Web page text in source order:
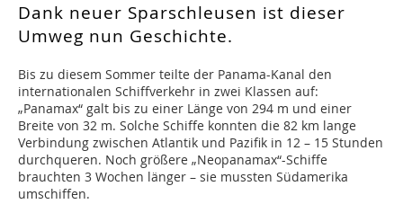
Dank neuer Sparschleusen ist dieser
Umweg nun Geschichte.
Bis zu diesem Sommer teilte der Panama-Kanal den
internationalen Schiffverkehr in zwei Klassen auf:
„Panamax“ galt bis zu einer Länge von 294 m und einer
Breite von 32 m. Solche Schiffe konnten die 82 km lange
Verbindung zwischen Atlantik und Pazifik in 12 – 15 Stunden
durchqueren. Noch größere „Neopanamax“-Schiffe
brauchten 3 Wochen länger – sie mussten Südamerika
umschiffen.